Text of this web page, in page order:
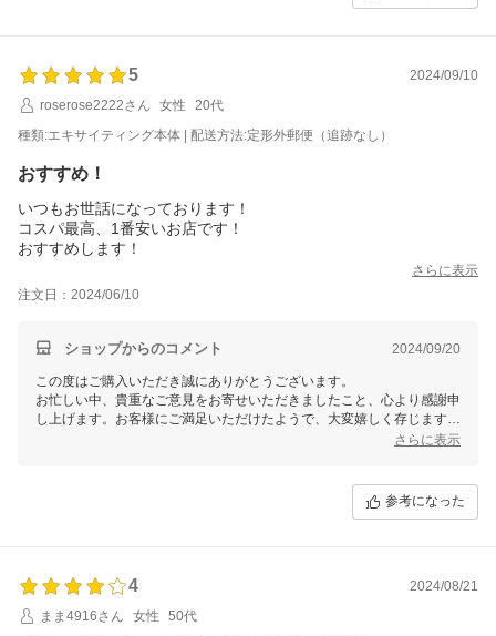
5
2024/09/10
roserose2222さん
女性
20代
種類:エキサイティング本体 | 配送方法:定形外郵便（追跡なし）
おすすめ！
いつもお世話になっております！
コスパ最高、1番安いお店です！
おすすめします！
さらに表示
注文日：2024/06/10
ショップからのコメント 2024/09/20
この度はご購入いただき誠にありがとうございます。
お忙しい中、貴重なご意見をお寄せいただきましたこと、心より感謝申
し上げます。お客様にご満足いただけたようで、大変嬉しく存じます。
これからも迅速かつ丁寧な対応を心がけ、より良い商品とサービスを提
引き続きのご愛顧を賜りますよう、よろしくお願い申し上げます。
さらに表示
参考になった
4
2024/08/21
まま4916さん
女性
50代